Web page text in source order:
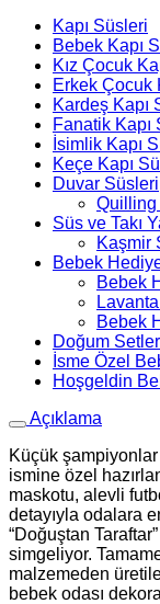
Kapı Süsleri
Bebek Kapı
Kız Çocuk
Erkek Çocuk
Kardeş Kapı
Fanatik Kapı
İsimlik Kapı
Keçe Kapı
Duvar Süsleri
Quilling
Süs ve Takı
Kaşmir
Bebek
Bebek
Bebek
Doğum
İsme Özel
Hoşgeldin
Açıklama
Küçük
ismine özel
maskotu, alevli
detayıyla odalara
“Doğuştan
simgeliyor.
malzemeden
bebek odası